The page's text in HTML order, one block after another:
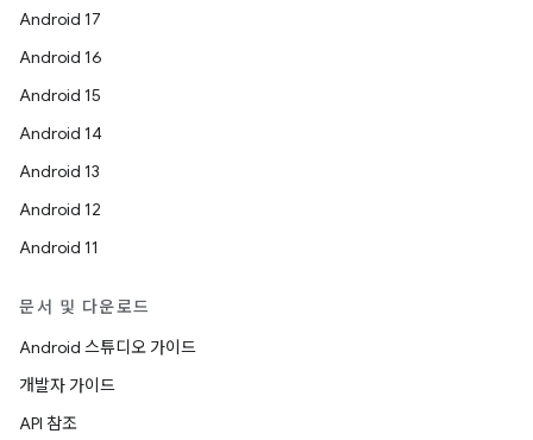
Android 17
Android 16
Android 15
Android 14
Android 13
Android 12
Android 11
문서 및 다운로드
Android 스튜디오 가이드
개발자 가이드
API 참조